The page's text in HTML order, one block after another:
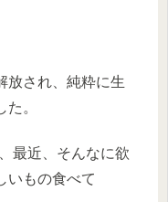
放され、純粋に生
。
最近、そんなに欲
いもの食べて